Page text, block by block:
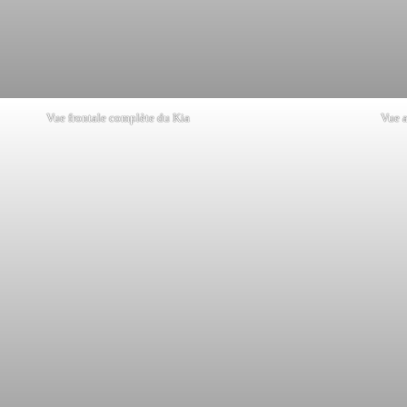
Vue frontale complète du Kia Vue